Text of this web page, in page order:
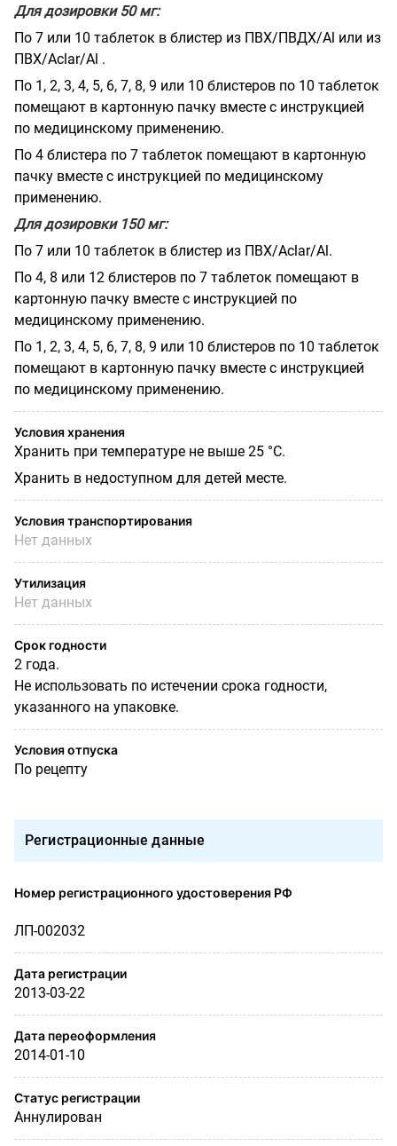
Для дозировки 50 мг:
По 7 или 10 таблеток в блистер из ПВХ/ПВДХ/Аl или из
ПВХ/Аclаr/Аl .
По 1, 2, 3, 4, 5, 6, 7, 8, 9 или 10 блистеров по 10 таблеток
помещают в картонную пачку вместе с инструкцией
по медицинскому применению.
По 4 блистера по 7 таблеток помещают в картонную
пачку вместе с инструкцией по медицинскому
применению.
Для дозировки 150 мг:
По 7 или 10 таблеток в блистер из ПВХ/Аclаr/Аl.
По 4, 8 или 12 блистеров по 7 таблеток помещают в
картонную пачку вместе с инструкцией по
медицинскому применению.
По 1, 2, 3, 4, 5, 6, 7, 8, 9 или 10 блистеров по 10 таблеток
помещают в картонную пачку вместе с инструкцией
по медицинскому применению.
Условия хранения
Хранить при температуре не выше 25 °С.
Хранить в недоступном для детей месте.
Условия транспортирования
Нет данных
Утилизация
Нет данных
Срок годности
2 года.
Не использовать по истечении срока годности,
указанного на упаковке.
Условия отпуска
По рецепту
Регистрационные данные
Номер регистрационного удостоверения РФ
ЛП-002032
Дата регистрации
2013-03-22
Дата переоформления
2014-01-10
Статус регистрации
Аннулирован